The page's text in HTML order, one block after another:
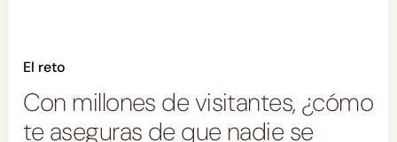
El reto
Con millones de visitantes, ¿cómo
te aseguras de que nadie se